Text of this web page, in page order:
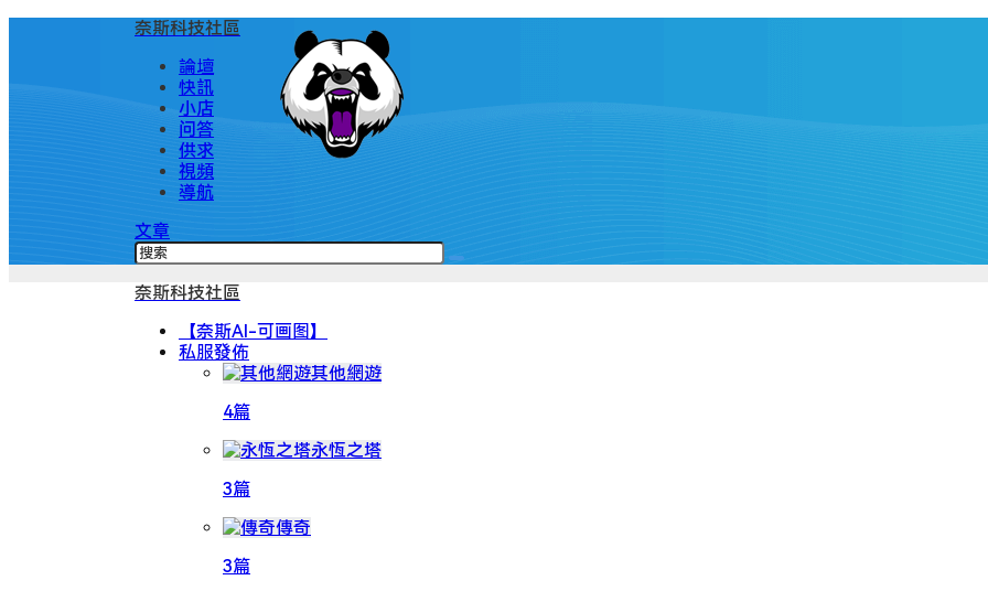
奈斯科技社區
論壇
快訊
小店
问答
供求
視頻
導航
文章
奈斯科技社區
【奈斯AI-可画图】
私服發佈
其他網遊
4篇
永恆之塔
3篇
傳奇
3篇